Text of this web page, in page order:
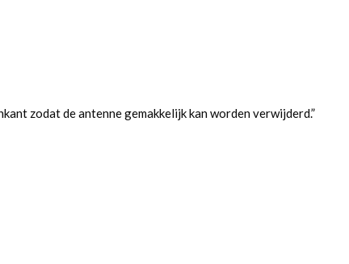
zodat de antenne gemakkelijk kan worden verwijderd.”